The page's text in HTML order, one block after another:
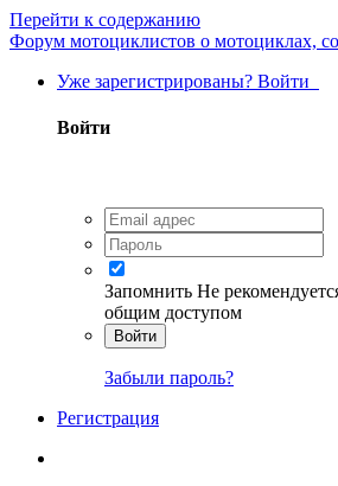
Перейти к содержанию
Форум мотоциклистов о мотоциклах,
Уже зарегистрированы? Войти
Войти
Запомнить Не
общим доступом
Войти
Забыли пароль?
Регистрация